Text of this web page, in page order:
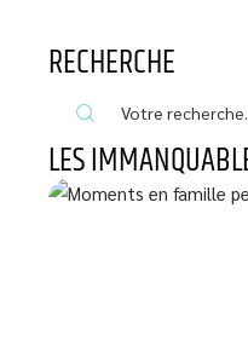
RECHERCHE
LES